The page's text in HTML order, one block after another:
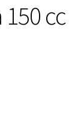
150 cc